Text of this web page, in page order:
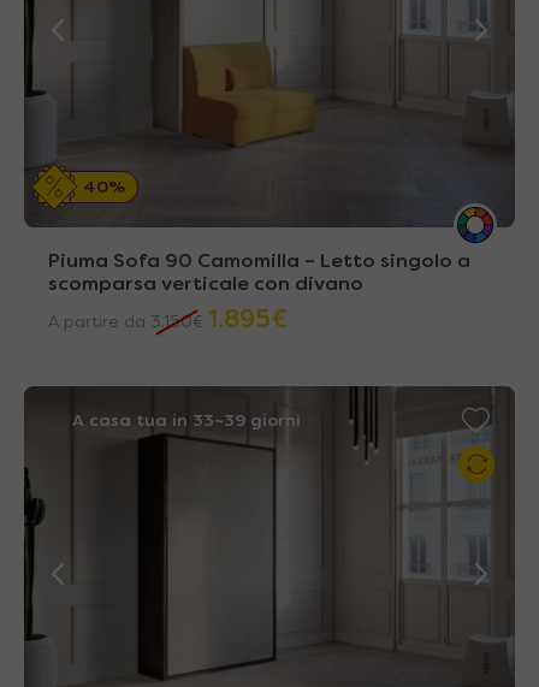
40%
Piuma Sofa 90 Camomilla – Letto singolo a
scomparsa verticale con divano
A partire da 3.150€ 1.895€
A casa tua in 33~39 giorni